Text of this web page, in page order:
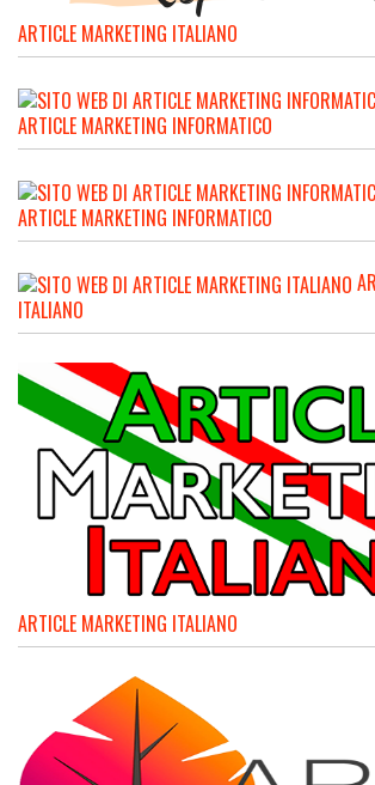
ARTICLE MARKETING ITALIANO
ARTICLE MARKETING INFORMATICO
ARTICLE MARKETING INFORMATICO
ITALIANO
ARTICLE MARKETING ITALIANO